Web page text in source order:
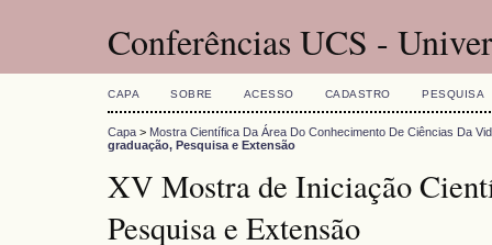
Conferências UCS -
CAPA SOBRE ACESSO CADASTRO PESQUISA
Capa > Mostra Científica Da Área Do Conhecimento De Ciências Da
graduação, Pesquisa e Extensão
XV Mostra de Iniciação
Pesquisa e Extensão